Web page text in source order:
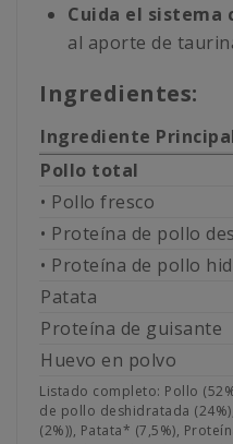
Cuida el sistema
al aporte de
Ingredientes:
Ingrediente
Pollo total
• Pollo fresco
• Proteína de pollo
• Proteína de pollo
Patata
Proteína de guisante
Huevo en polvo
Listado completo: Pollo
de pollo deshidratada
(2%)), Patata* (7,5%),